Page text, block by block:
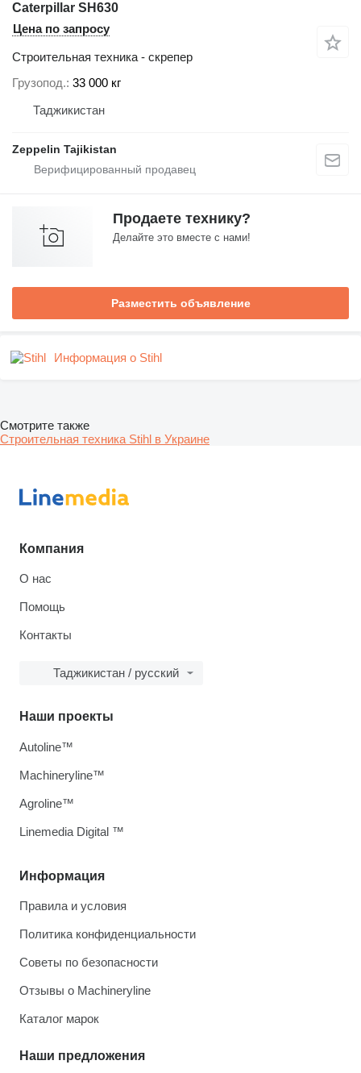
Caterpillar SH630
Цена по запросу
Строительная техника - скрепер
Грузопод. 33 000 кг
Таджикистан
Zeppelin Tajikistan
Продаете технику?
Делайте это вместе с нами!
Разместить объявление
Информация о Stihl
Смотрите также
Строительная техника Stihl в Украине
Компания
О нас
Помощь
Контакты
Таджикистан / русский
Информация
Правила и условия
Политика конфиденциальности
Советы по безопасности
Отзывы о Machineryline
Каталог марок
Наши предложения
Наши проекты
Autoline™
Machineryline™
Agroline™
Linemedia Digital ™